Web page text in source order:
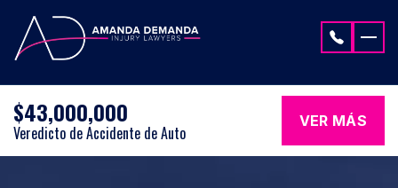
$43,000,000
Veredicto de Accidente de Auto
VER MÁS